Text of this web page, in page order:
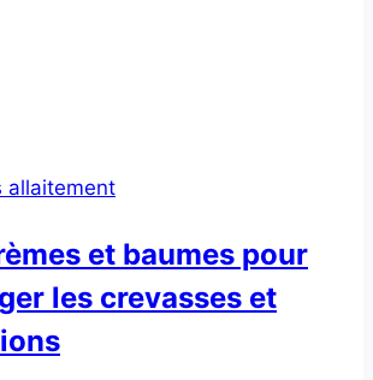
allaitement
et baumes pour
les crevasses et